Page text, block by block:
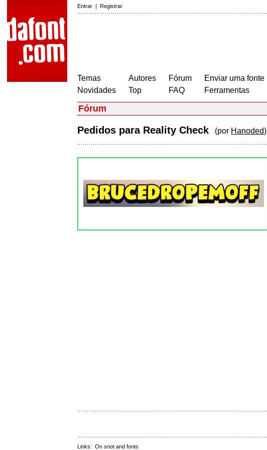
Entrar | Registrar
Temas
Novidades
Autores
Top
Fórum
FAQ
Enviar uma fonte
Ferramentas
Fórum
Pedidos para Reality Check (por Hanoded)
Links: On snot and fonts